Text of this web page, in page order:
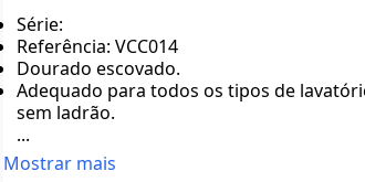
Série:
Referência: VCC014
Dourado escovado.
Adequado para todos os tipos de
sem ladrão.
...
Mostrar mais